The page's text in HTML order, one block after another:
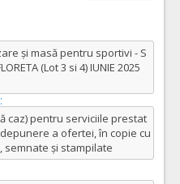
și masă pentru sportivi - S
(Lot 3 si 4) IUNIE 2025
caz) pentru serviciile prestat
a ofertei, în copie cu
semnate și stampilate